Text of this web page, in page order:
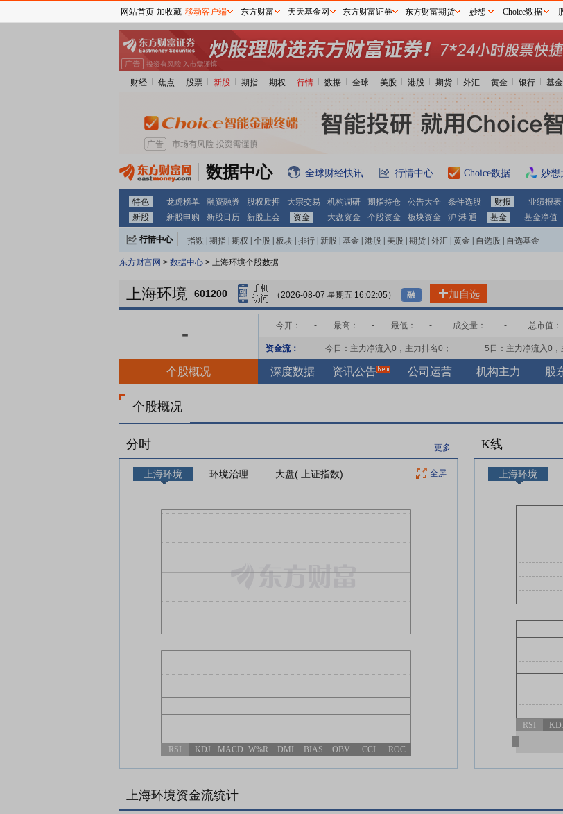
财经 焦点 股票 新股 期指 期权 行情 数据 全球 美股 港股 期货 外汇 黄金 银行 基金
数据中心 全球财经快讯 行情中心 Choice数据 妙想
特色 龙虎榜单 融资融券 股权质押 大宗交易 机构调研 期指持仓 公告大全 条件选股 财报 业绩报表
新股
新股申购 新股日历 新股上会 资金 大盘资金 个股资金 板块资金 沪 港 通 基金 基金净值
行情中心 指数 期指 期权 个股 板块 排行 新股 基金 港股 美股 期货 外汇 黄金 自选股 自选基金
东方财富网 > 数据中心 > 上海环境个股数据
上海环境 601200 （2026-08-07 星期五 16:02:05） 融 加自选
- 今开： - 最高： - 最低： - 成交量： - 总市值：
资金流： 今日：主力净流入0 ，主力排名0 ； 5日：主力净流入0
个股概况 深度数据 资讯公告 公司运营 机构主力 股
个股概况
分时 更多
上海环境 环境治理 大盘( 上证指数) 全屏
RSI KDJ MACD W%R DMI BIAS OBV CCI ROC
K线
上海环境
RSI
上海环境资金流统计
网站首页 加收藏 移动客户端 东方财富 天天基金网 东方财富证券 东方财富期货 妙想 Choice数据